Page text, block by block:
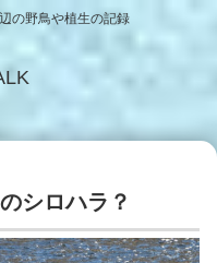
の野鳥や植生の記録
シロハラ？